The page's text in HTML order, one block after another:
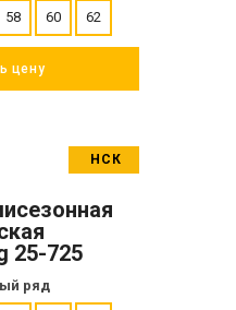
58 60 62
цену
НСК
25-725
ряд